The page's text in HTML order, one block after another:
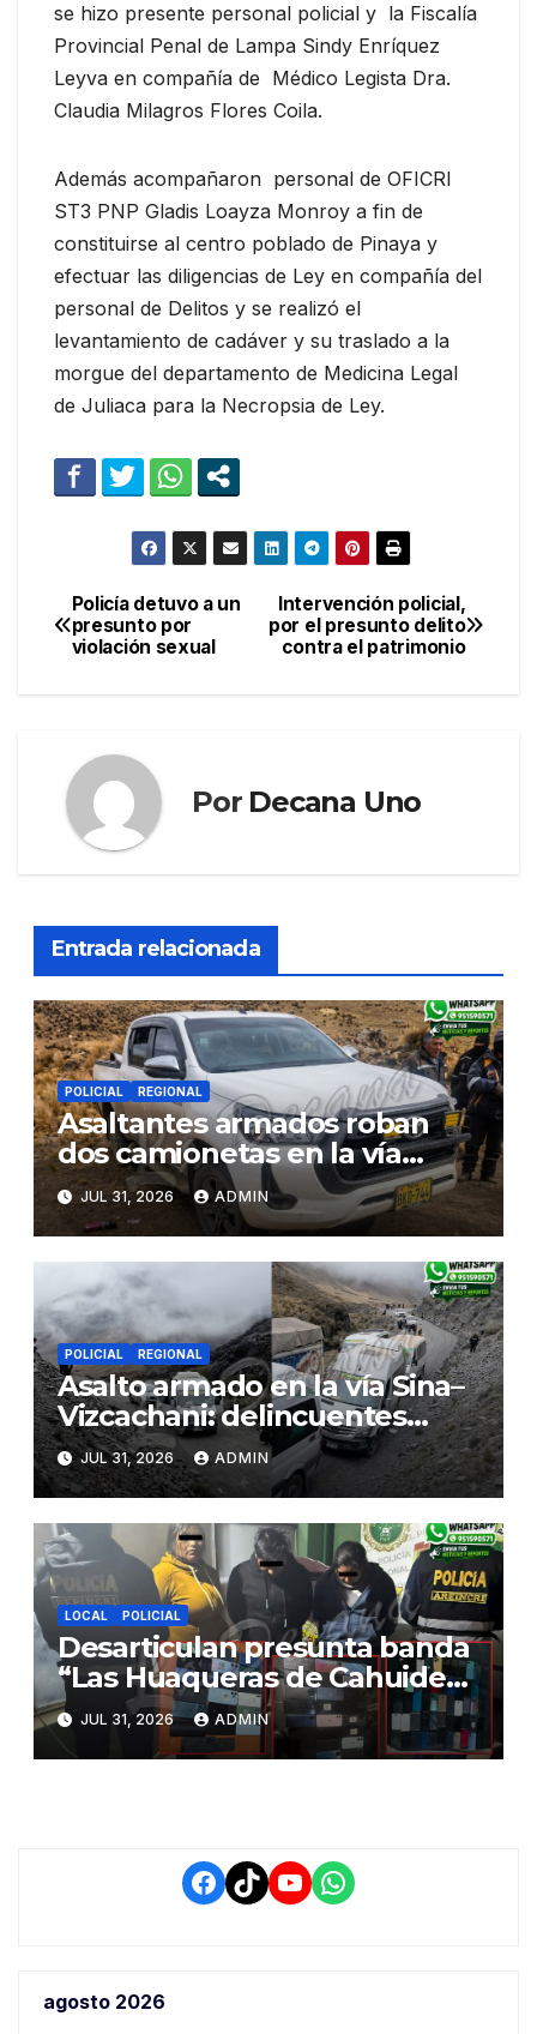
se hizo presente personal policial y la Fiscalía
Provincial Penal de Lampa Sindy Enríquez
Leyva en compañía de Médico Legista Dra.
Claudia Milagros Flores Coila.
Además acompañaron personal de OFICRI
ST3 PNP Gladis Loayza Monroy a fin de
constituirse al centro poblado de Pinaya y
efectuar las diligencias de Ley en compañía del
personal de Delitos y se realizó el
levantamiento de cadáver y su traslado a la
morgue del departamento de Medicina Legal
de Juliaca para la Necropsia de Ley.
Navegación
de
Intervención policial,
por el presunto delito
contra el patrimonio
Policía detuvo a un
presunto por
violación sexual
Por Decana Uno
Entrada relacionada
POLICIAL REGIONAL
Asaltantes armados roban
dos camionetas en la vía
Sina–Juliaca y escaparían
hacia Bolivia tras
enfrentamiento con ronderos
JUL 31, 2026 ADMIN
POLICIAL REGIONAL
Asalto armado en la vía Sina–
Vizcachani: delincuentes
roban pertenencias y se
llevan dos camionetas rumbo
a Juliaca
JUL 31, 2026 ADMIN
LOCAL POLICIAL
Desarticulan presunta banda
“Las Huaqueras de Cahuide”
y decomisan 96 celulares en
operativo policial en Juliaca
JUL 31, 2026 ADMIN
Facebook
TikTokYouTube
WhatsApp
agosto 2026